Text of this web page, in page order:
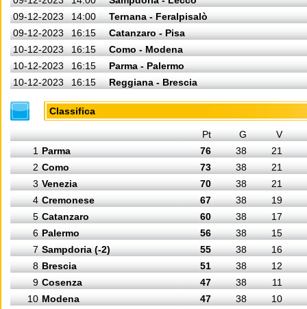
09-12-2023
14:00
Ternana - Feralpisalò
09-12-2023
16:15
Catanzaro - Pisa
10-12-2023
16:15
Como - Modena
10-12-2023
16:15
Parma - Palermo
10-12-2023
16:15 Reggiana - Brescia
Classifica
Pt G
V
1 Parma 76 38
21
2 Como 73 38
21
3 Venezia 70 38
21
4 Cremonese 67 38
19
5 Catanzaro 60 38
17
6 Palermo 56 38
15
7 Sampdoria (-2) 55 38
16
8 Brescia 51 38
12
9 Cosenza 47 38
11
10 Modena 47 38
10